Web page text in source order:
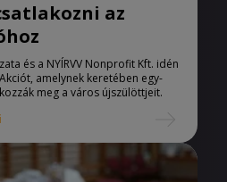
az
és a NYÍRVV Nonprofit Kft. idén
amelynek keretében egy-
meg a város újszülöttjeit.